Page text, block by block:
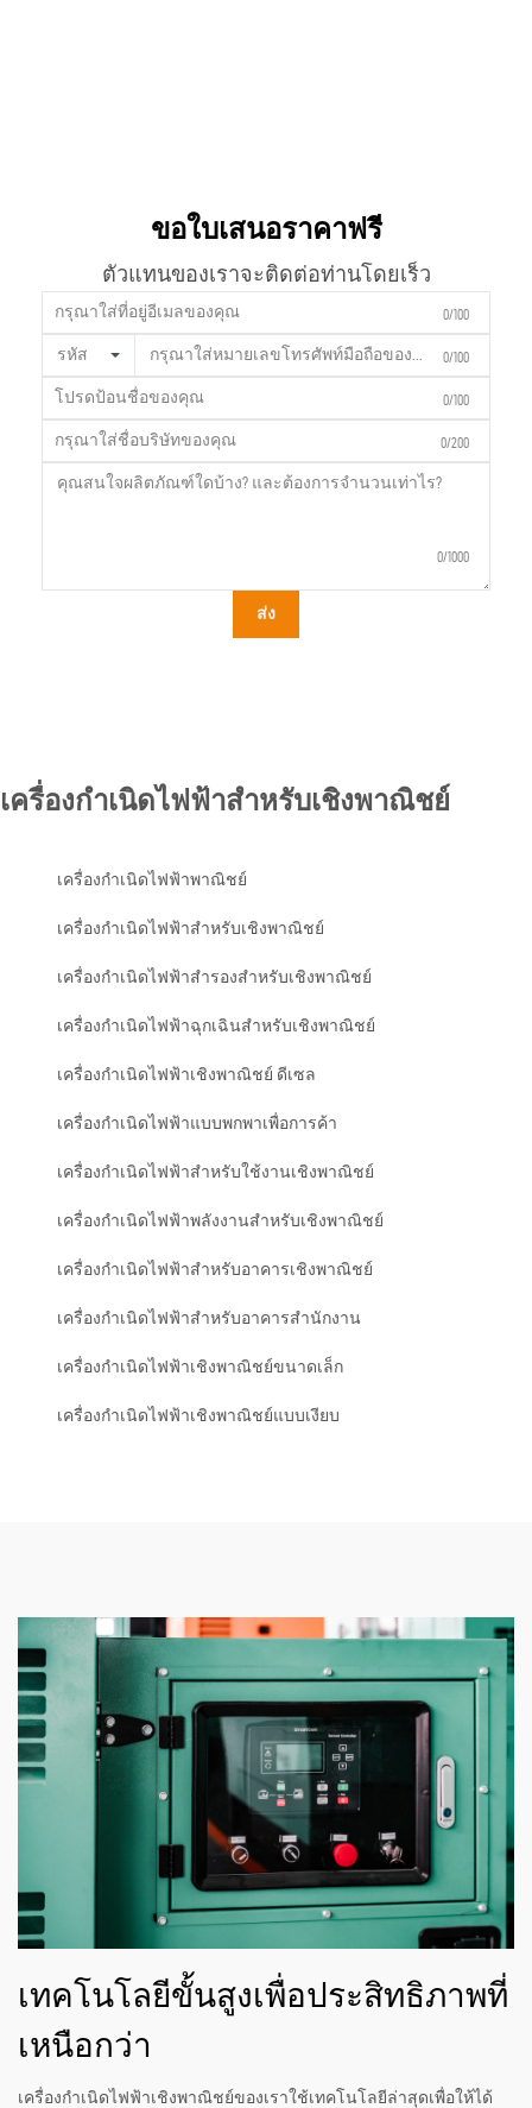
ขอใบเสนอราคาฟรี
ตัวแทนของเราจะติดต่อท่านโดยเร็ว
0/100
รหัส 0/100
0/100
0/200
0/1000
ส่ง
เครื่องกำเนิดไฟฟ้าสำหรับเชิงพาณิชย์
เครื่องกำเนิดไฟฟ้าพาณิชย์
เครื่องกำเนิดไฟฟ้าสำหรับเชิงพาณิชย์
เครื่องกำเนิดไฟฟ้าสำรองสำหรับเชิงพาณิชย์
เครื่องกำเนิดไฟฟ้าฉุกเฉินสำหรับเชิงพาณิชย์
เครื่องกำเนิดไฟฟ้าเชิงพาณิชย์ ดีเซล
เครื่องกำเนิดไฟฟ้าแบบพกพาเพื่อการค้า
เครื่องกำเนิดไฟฟ้าสำหรับใช้งานเชิงพาณิชย์
เครื่องกำเนิดไฟฟ้าพลังงานสำหรับเชิงพาณิชย์
เครื่องกำเนิดไฟฟ้าสำหรับอาคารเชิงพาณิชย์
เครื่องกำเนิดไฟฟ้าสำหรับอาคารสำนักงาน
เครื่องกำเนิดไฟฟ้าเชิงพาณิชย์ขนาดเล็ก
เครื่องกำเนิดไฟฟ้าเชิงพาณิชย์แบบเงียบ
เทคโนโลยีขั้นสูงเพื่อประสิทธิภาพที่
เหนือกว่า
เครื่องกำเนิดไฟฟ้าเชิงพาณิชย์ของเราใช้เทคโนโลยีล่าสุดเพื่อให้ได้